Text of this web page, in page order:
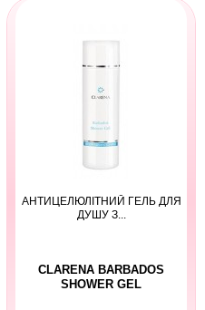
АНТИЦЕЛЮЛІТНИЙ ГЕЛЬ ДЛЯ
ДУШУ З...
CLARENA BARBADOS
SHOWER GEL